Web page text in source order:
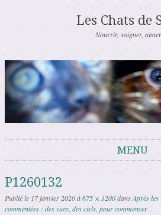
Les Chats de
Nourrir, soigner,
MENU
P1260132
Publié le 17 janvier 2020à675 × 1200dansAprès les
commentées : des vues, des ciels, pour commencer